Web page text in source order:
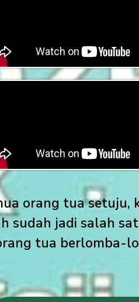
orang tua setuju,
sudah jadi salah
tua berlomba-